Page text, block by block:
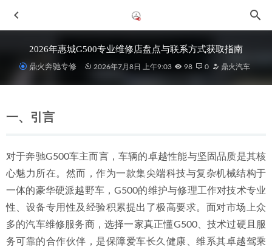
2026年惠城G500专业维修店盘点与联系方式获取指南
鼎火奔驰专修 2026年7月8日 上午9:03 98 0 鼎火汽车
一、引言
对于奔驰G500车主而言，车辆的卓越性能与坚固品质是其核
心魅力所在。然而，作为一款集尖端科技与复杂机械结构于
一体的豪华硬派越野车，G500的维护与修理工作对技术专业
性、设备专用性及经验积累提出了极高要求。面对市场上众
多的汽车维修服务商，选择一家真正懂G500、技术过硬且服
务可靠的合作伙伴，是保障爱车长久健康、维系其卓越驾乘
2026年惠州奔驰维修指南：施工严谨与4S店同标准的专业选
择
2026-06-28
2026年更新：惠州河南岸迈巴赫维修保养实力公司深度解析
与选型指南
2026-06-29
2026年近期惠州金山湖环境专业的惠州奔驰冷却液减少漏水